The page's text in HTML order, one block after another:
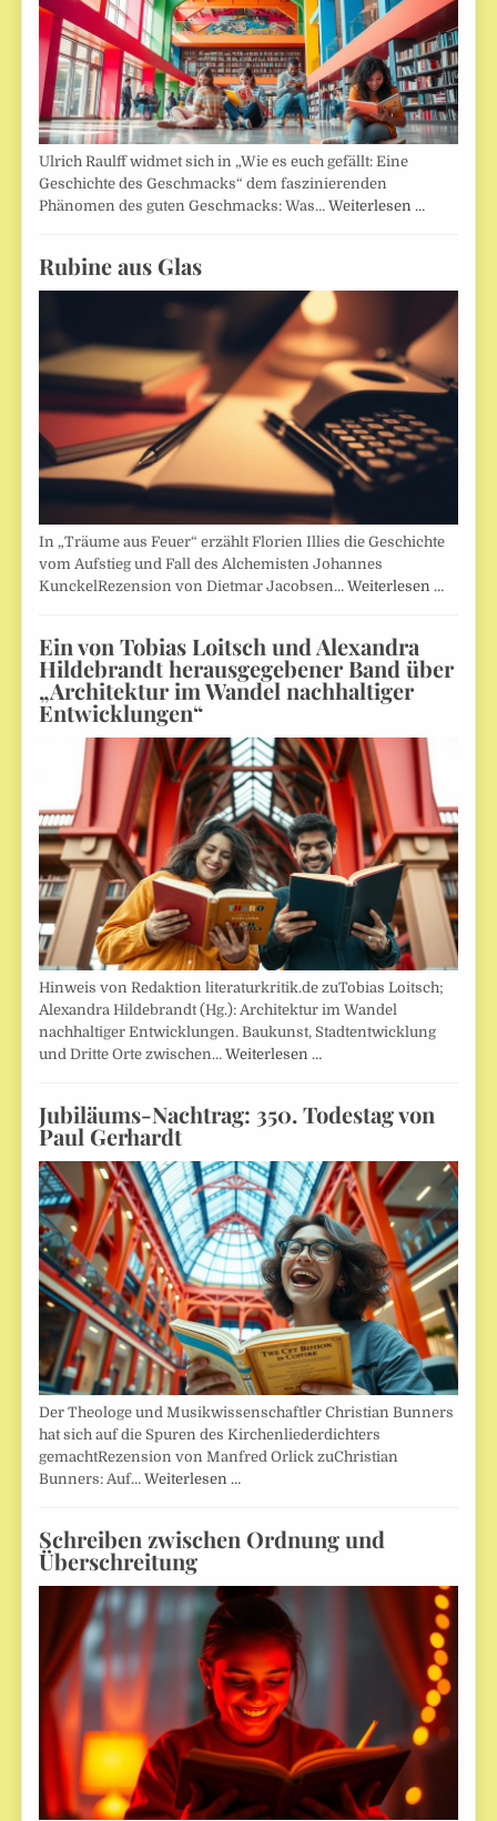
Ulrich Raulff widmet sich in „Wie es euch gefällt: Eine
Geschichte des Geschmacks“ dem faszinierenden
Phänomen des guten Geschmacks: Was…Weiterlesen …
Rubine aus Glas
In „Träume aus Feuer“ erzählt Florien Illies die Geschichte
vom Aufstieg und Fall des Alchemisten Johannes
KunckelRezension von Dietmar Jacobsen…Weiterlesen …
Ein von Tobias Loitsch und Alexandra
Hildebrandt herausgegebener Band über
„Architektur im Wandel nachhaltiger
Entwicklungen“
Hinweis von Redaktion literaturkritik.de zuTobias Loitsch;
Alexandra Hildebrandt (Hg.): Architektur im Wandel
nachhaltiger Entwicklungen. Baukunst, Stadtentwicklung
und Dritte Orte zwischen…Weiterlesen …
Jubiläums-Nachtrag: 350. Todestag von
Paul Gerhardt
Der Theologe und Musikwissenschaftler Christian Bunners
hat sich auf die Spuren des Kirchenliederdichters
gemachtRezension von Manfred Orlick zuChristian
Bunners: Auf…Weiterlesen …
Schreiben zwischen Ordnung und
Überschreitung